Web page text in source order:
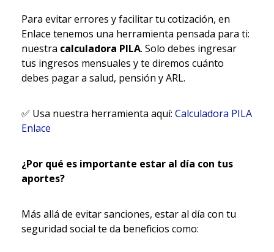
Para evitar errores y facilitar tu cotización, en
Enlace tenemos una herramienta pensada para ti:
nuestra calculadora PILA. Solo debes ingresar
tus ingresos mensuales y te diremos cuánto
debes pagar a salud, pensión y ARL.
✅ Usa nuestra herramienta aquí: Calculadora PILA
Enlace
¿Por qué es importante estar al día con tus
aportes?
Más allá de evitar sanciones, estar al día con tu
seguridad social te da beneficios como: